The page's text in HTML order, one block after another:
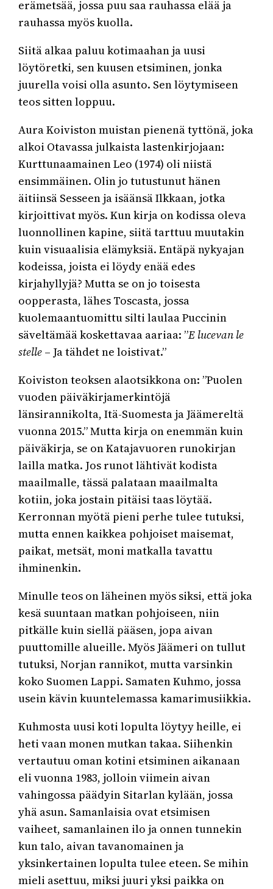
erämetsää, jossa puu saa rauhassa elää ja
rauhassa myös kuolla.
Siitä alkaa paluu kotimaahan ja uusi
löytöretki, sen kuusen etsiminen, jonka
juurella voisi olla asunto. Sen löytymiseen
teos sitten loppuu.
Aura Koiviston muistan pienenä tyttönä, joka
alkoi Otavassa julkaista lastenkirjojaan:
Kurttunaamainen Leo (1974) oli niistä
ensimmäinen. Olin jo tutustunut hänen
äitiinsä Sesseen ja isäänsä Ilkkaan, jotka
kirjoittivat myös. Kun kirja on kodissa oleva
luonnollinen kapine, siitä tarttuu muutakin
kuin visuaalisia elämyksiä. Entäpä nykyajan
kodeissa, joista ei löydy enää edes
kirjahyllyjä? Mutta se on jo toisesta
oopperasta, lähes Toscasta, jossa
kuolemaantuomittu silti laulaa Puccinin
säveltämää koskettavaa aariaa: ”E lucevan le
stelle – Ja tähdet ne loistivat.”
Koiviston teoksen alaotsikkona on: ”Puolen
vuoden päiväkirjamerkintöjä
länsirannikolta, Itä-Suomesta ja Jäämereltä
vuonna 2015.” Mutta kirja on enemmän kuin
päiväkirja, se on Katajavuoren runokirjan
lailla matka. Jos runot lähtivät kodista
maailmalle, tässä palataan maailmalta
kotiin, joka jostain pitäisi taas löytää.
Kerronnan myötä pieni perhe tulee tutuksi,
mutta ennen kaikkea pohjoiset maisemat,
paikat, metsät, moni matkalla tavattu
ihminenkin.
Minulle teos on läheinen myös siksi, että joka
kesä suuntaan matkan pohjoiseen, niin
pitkälle kuin siellä pääsen, jopa aivan
puuttomille alueille. Myös Jäämeri on tullut
tutuksi, Norjan rannikot, mutta varsinkin
koko Suomen Lappi. Samaten Kuhmo, jossa
usein kävin kuuntelemassa kamarimusiikkia.
Kuhmosta uusi koti lopulta löytyy heille, ei
heti vaan monen mutkan takaa. Siihenkin
vertautuu oman kotini etsiminen aikanaan
eli vuonna 1983, jolloin viimein aivan
vahingossa päädyin Sitarlan kylään, jossa
yhä asun. Samanlaisia ovat etsimisen
vaiheet, samanlainen ilo ja onnen tunnekin
kun talo, aivan tavanomainen ja
yksinkertainen lopulta tulee eteen. Se mihin
mieli asettuu, miksi juuri yksi paikka on